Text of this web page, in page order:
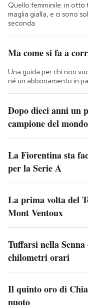
Quello femminile: in otto
maglia gialla, e ci sono
seconda
Ma come si fa a
Una guida per chi non
né un abbonamento in
Dopo dieci anni un
campione del mondo
La Fiorentina sta
per la Serie A
La prima volta del
Mont Ventoux
Tuffarsi nella
chilometri orari
Il quinto oro di
nuoto